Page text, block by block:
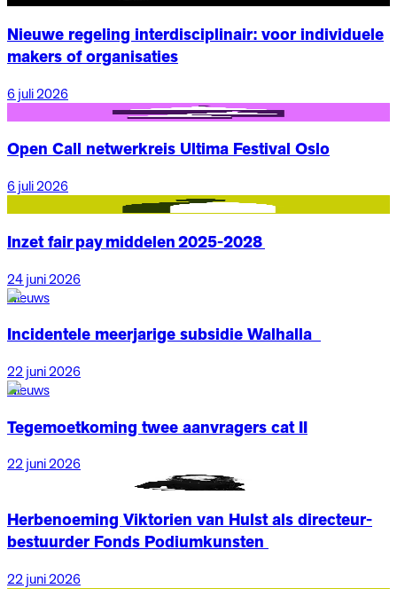
Nieuwe regeling interdisciplinair: voor individuele
makers of organisaties
6 juli 2026
Open Call netwerkreis Ultima Festival Oslo
6 juli 2026
Inzet fair pay middelen 2025-2028
24 juni 2026
Nieuws
Incidentele meerjarige subsidie Walhalla
22 juni 2026
Nieuws
Tegemoetkoming twee aanvragers cat II
22 juni 2026
Herbenoeming Viktorien van Hulst als directeur-
bestuurder Fonds Podiumkunsten
22 juni 2026